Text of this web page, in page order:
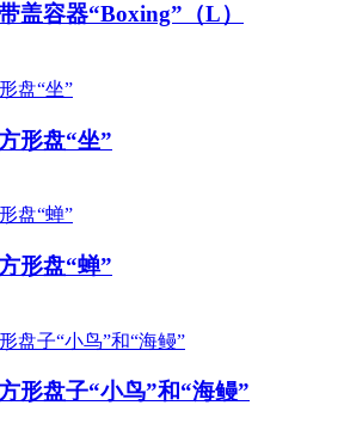
盖容器“Boxing”（L）
形盘“坐”
形盘“蝉”
形盘子“小鸟”和“海鳗”